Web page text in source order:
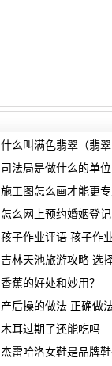
什么叫满色翡翠（翡
司法局是做什么的单
施工图怎么画才能更
怎么网上预约婚姻登记
孩子作业评语 孩子作
吉林天池旅游攻略 选
香蕉的好处和妙用？
产后操的做法 正确做
木耳过期了还能吃吗
杰雷哈洛女鞋是品牌